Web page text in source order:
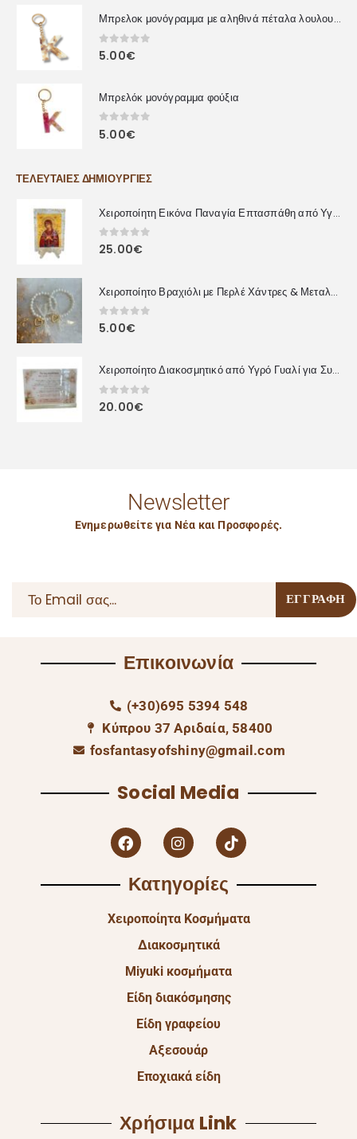
Μπρελοκ μονόγραμμα με αληθινά πέταλα λουλουδιών
0 out of 5
5.00€
Μπρελόκ μονόγραμμα φούξια
0 out of 5
5.00€
ΤΕΛΕΥΤΑΊΕΣ ΔΗΜΙΟΥΡΓΊΕΣ
Χειροποίητη Εικόνα Παναγία Επτασπάθη από Υγρό Γυαλί
0out of 5
25.00€
Χειροποίητο Βραχιόλι με Περλέ Χάντρες & Μεταλλική Καρδιά
0 out of 5
5.00€
Χειροποίητο Διακοσμητικό από Υγρό Γυαλί για Συναδέλφους – Προσωποποιημένο Δώρο με Αφιέρωση
0out of 5
20.00€
Newsletter
Ενημερωθείτε για Νέα και Προσφορές.
Επικοινωνία
(+30)695 5394 548
Κύπρου 37 Αριδαία, 58400
fosfantasyofshiny@gmail.com
Social Media
Κατηγορίες
Χειροποίητα Κοσμήματα
Διακοσμητικά
Miyuki κοσμήματα
Είδη διακόσμησης
Είδη γραφείου
Αξεσουάρ
Εποχιακά είδη
Χρήσιμα Link